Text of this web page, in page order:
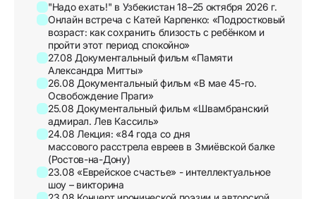
"Надо ехать!" в Узбекистан 18–25 октября 2026 г.
Онлайн встреча с Катей Карпенко: «Подростковый
возраст: как сохранить близость с ребёнком и
пройти этот период спокойно»
27.08 Документальный фильм «Памяти
Александра Митты»
26.08 Документальный фильм «В мае 45-го.
Освобождение Праги»
25.08 Документальный фильм «Швамбранский
адмирал. Лев Кассиль»
24.08 Лекция: «84 года со дня
массового расстрела евреев в Змиёвской балке
(Ростов-на-Дону)
23.08 «Еврейское счастье» - интеллектуальное
шоу – викторина